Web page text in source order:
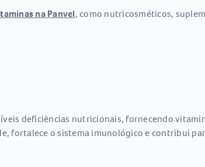
na Panvel, como nutricosméticos,
deficiências nutricionais, fornecendo
fortalece o sistema imunológico e contribui